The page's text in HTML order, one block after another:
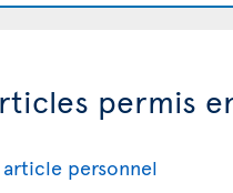
permis
personnel